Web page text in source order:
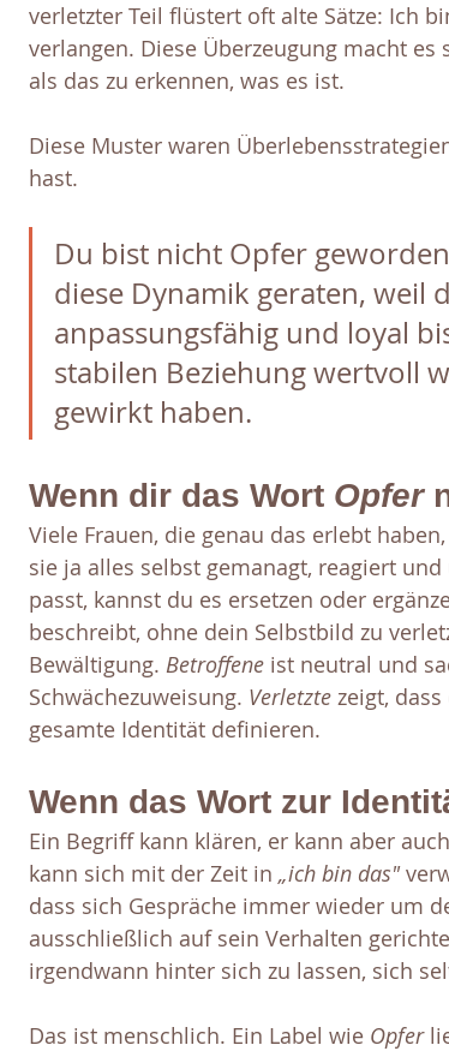
verletzter Teil flüstert oft alte Sätze: Ich
verlangen. Diese Überzeugung macht
als das zu erkennen, was es ist.
Diese Muster waren
hast.
Du bist nicht Opfer
diese Dynamik geraten, weil
anpassungsfähig und loyal
stabilen Beziehung wertvoll
gewirkt haben.
Wenn dir das Wort Opfer
Viele Frauen, die genau das erlebt
sie ja alles selbst gemanagt, reagiert
passt, kannst du es ersetzen oder
beschreibt, ohne dein Selbstbild zu
Bewältigung. Betroffene ist neutral und
Schwächezuweisung. Verletzte zeigt,
gesamte Identität definieren.
Wenn das Wort zur
Ein Begriff kann klären, er kann aber
kann sich mit der Zeit in „ich bin das"
dass sich Gespräche immer wieder um
ausschließlich auf sein Verhalten
irgendwann hinter sich zu lassen, sich
Das ist menschlich. Ein Label wie Opfer